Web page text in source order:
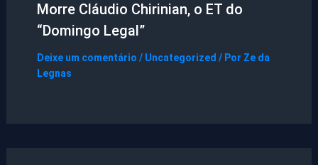
Morre Cláudio Chirinian, o ET do
“Domingo Legal”
Deixe um comentário / Uncategorized / Por Ze da
Legnas